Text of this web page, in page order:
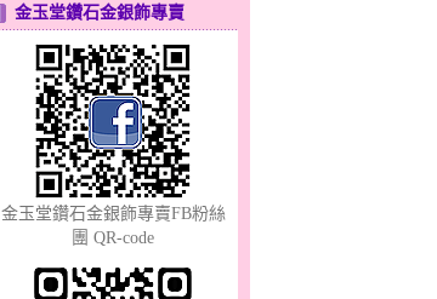
甜心女孩～金銀鋼女套鍊
金玉堂鑽石金銀飾專賣
金玉堂鑽石金銀飾專賣FB粉絲
團 QR-code